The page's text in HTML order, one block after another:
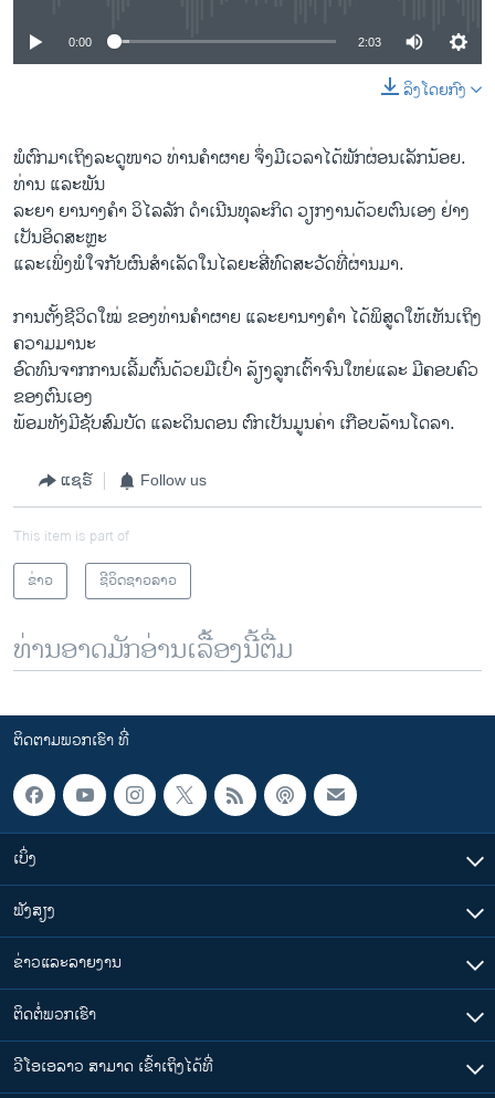
0:00 2:03
ລິງໂດຍກົງ
ພໍຕົກມາເຖິງລະດູໜາວ ທ່ານຄຳຜາຍ ຈຶ່ງມີເວລາໄດ້ພັກຜ່ອນເລັກນ້ອຍ.
ທ່ານ ແລະພັນ
ລະຍາ ຍານາງຄຳ ວິໄລລັກ ດຳເນີນທຸລະກິດ ວຽກງານດ້ວຍຕົນເອງ ຢ່າງ
ເປັນອິດສະຫຼະ
ແລະເພິ່ງພໍໃຈກັບຜົນສຳເລັດໃນໄລຍະສີ່ທົດສະວັດທີ່ຜ່ານມາ.
ການຕັ້ງຊີວິດໃໝ່ ຂອງທ່ານຄຳຜາຍ ແລະຍານາງຄຳ ໄດ້ພິສູດໃຫ້ເຫັນເຖິງ
ຄວາມມານະ
ອົດທົນຈາກການເລີ້ມຕົ້ນດ້ວຍມືເປົ່າ ລ້ຽງລູກເຕົ້າຈົນໃຫຍ່ແລະ ມີຄອບຄົວ
ຂອງຕົນເອງ
ພ້ອມທັງມີຊັບສົມບັດ ແລະດິນດອນ ຕົກເປັນມູນຄ່າ ເກືອບລ້ານໂດລາ.
ແຊຣ໌ Follow us
This item is part of
ຂ່າວ
ຊີວິດຊາວລາວ
ທ່ານອາດມັກອ່ານເລື້ອງນີ້ຕື່ມ
ຕິດຕາມພວກເຮົາ ທີ່
ເບິ່ງ
ຟັງສຽງ
ຂ່າວແລະລາຍງານ
ຕິດຕໍ່ພວກເຮົາ
ວີໂອເອລາວ ສາມາດ ເຂົ້າເຖິງໄດ້ທີ່